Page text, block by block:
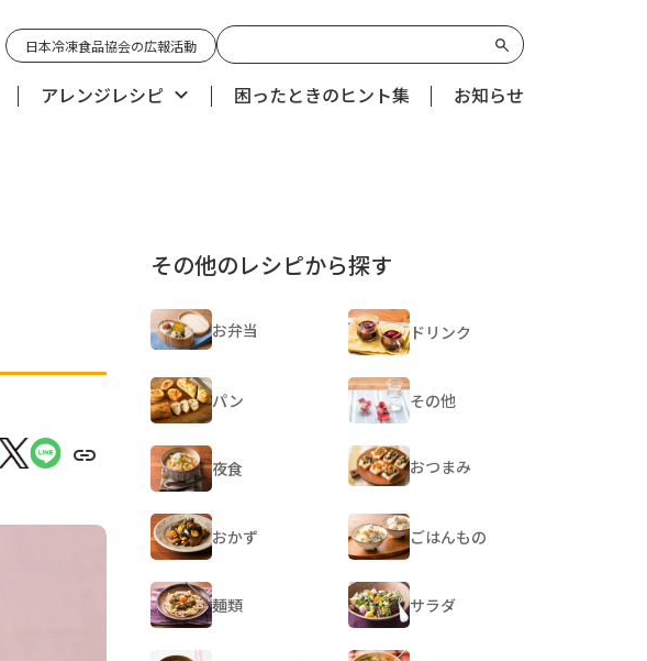
日本冷凍食品協会の広報活動
アレンジレシピ 困ったときのヒント集 お知らせ
その他のレシピから探す
お弁当 ドリンク
パン その他
夜食 おつまみ
おかず ごはんもの
麺類 サラダ